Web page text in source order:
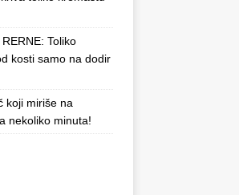
Toliko
kosti samo na dodir
koji miriše na
nekoliko minuta!